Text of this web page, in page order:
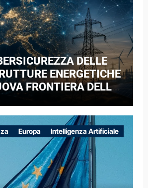
DELLE
ENERGETICHE
FRONTIERA DELLA
RETI ELETTRICHE
NEL CONTESTO DELLA
IBRIDA
Europa Intelligenza Artificiale